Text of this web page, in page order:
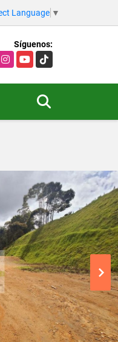
Language ▼
Síguenos:
InstagramYouTubeTikTok